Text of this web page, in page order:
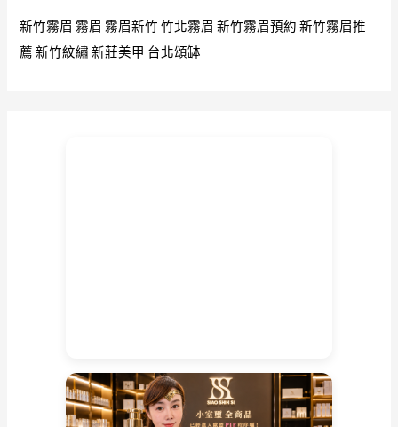
新竹霧眉 霧眉 霧眉新竹 竹北霧眉 新竹霧眉預約 新竹霧眉推
薦 新竹紋繡 新莊美甲 台北頌缽